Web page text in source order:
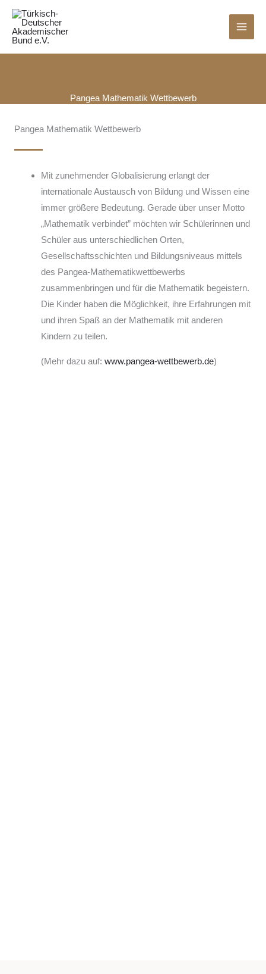
Zum
springen
Pangea Mathematik Wettbewerb
Pangea Mathematik Wettbewerb
Mit zunehmender Globalisierung erlangt der
internationale Austausch von Bildung und Wissen eine
immer größere Bedeutung. Gerade über unser Motto
„Mathematik verbindet” möchten wir Schülerinnen und
Schüler aus unterschiedlichen Orten,
Gesellschaftsschichten und Bildungsniveaus mittels
des Pangea-Mathematikwettbewerbs
zusammenbringen und für die Mathematik begeistern.
Die Kinder haben die Möglichkeit, ihre Erfahrungen mit
und ihren Spaß an der Mathematik mit anderen
Kindern zu teilen.
(Mehr dazu auf: www.pangea-wettbewerb.de)